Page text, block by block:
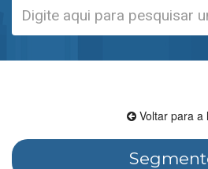
Voltar para a